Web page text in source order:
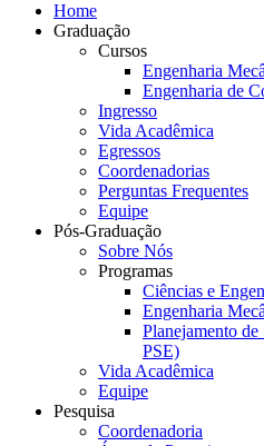
Home
Graduação
Cursos
Engenharia
Engenharia de
Ingresso
Vida Acadêmica
Egressos
Coordenadorias
Perguntas Frequentes
Equipe
Pós-Graduação
Sobre Nós
Programas
Ciências e
Engenharia
Planejamento
PSE)
Vida Acadêmica
Equipe
Pesquisa
Coordenadoria